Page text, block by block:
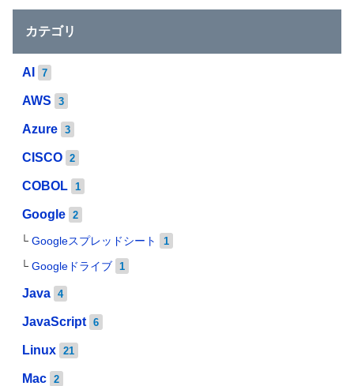
カテゴリ
AI 7
AWS 3
Azure 3
CISCO 2
COBOL 1
Google 2
Googleスプレッドシート 1
Googleドライブ 1
Java 4
JavaScript 6
Linux 21
Mac 2